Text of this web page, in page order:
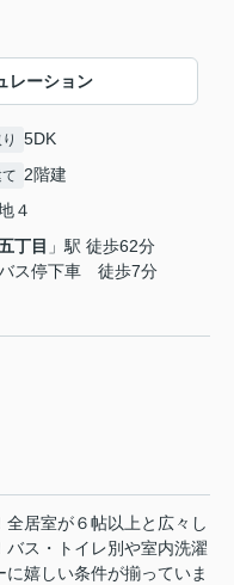
レーション
5DK
2階建
４
丁目 」駅 徒歩62分
ス停下車 徒歩7分
居室が６帖以上と広々し
ス・トイレ別や室内洗濯
嬉しい条件が揃っていま